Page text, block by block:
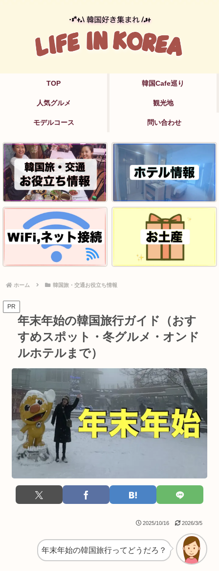
TOP 韓国Cafe巡り
人気グルメ 観光地
モデルコース 問い合わせ
ホーム 韓国旅・交通お役立ち情報
PR
年末年始の韓国旅行ガイド（おす
すめスポット・冬グルメ・オンド
ルホテルまで）
2025/10/16 2026/3/5
年末年始の韓国旅行ってどうだろ？